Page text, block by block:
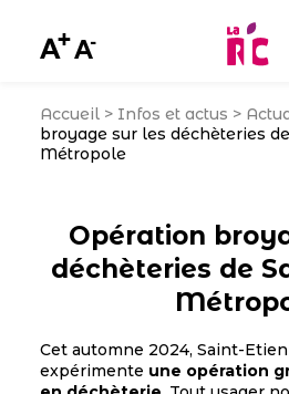
Accueil> Infos et actus >
broyage sur les déchèteries
Métropole
Opération
déchèteries de
Cet automne 2024, Saint-
expérimente une opération